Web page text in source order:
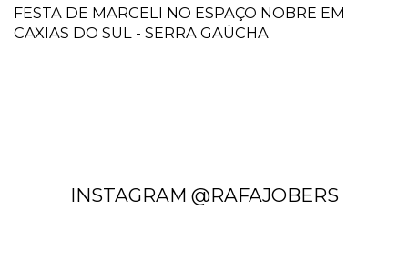
FESTA DE MARCELI NO ESPAÇO NOBRE EM
CAXIAS DO SUL - SERRA GAÚCHA
INSTAGRAM @RAFAJOBERS